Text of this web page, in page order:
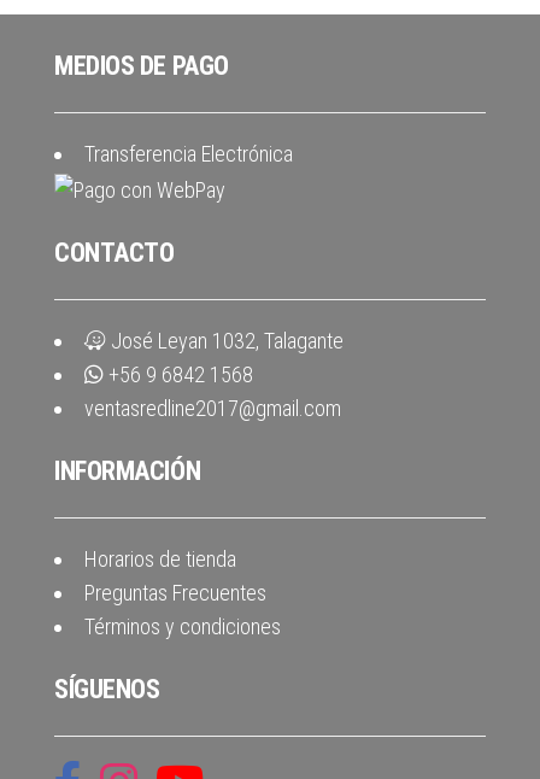
MEDIOS DE PAGO
Transferencia Electrónica
CONTACTO
José Leyan 1032, Talagante
+56 9 6842 1568
ventasredline2017@gmail.com
INFORMACIÓN
Horarios de tienda
Preguntas Frecuentes
Términos y condiciones
SÍGUENOS